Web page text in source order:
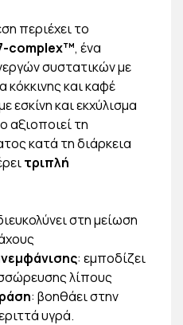
περιέχει το
complex™, ένα
συστατικών με
κόκκινης και καφέ
εσκίνη και εκχύλισμα
αξιοποιεί τη
κατά τη διάρκεια
τριπλή
στη μείωση
: εμποδίζει
λίπους
: βοηθάει στην
υγρά.